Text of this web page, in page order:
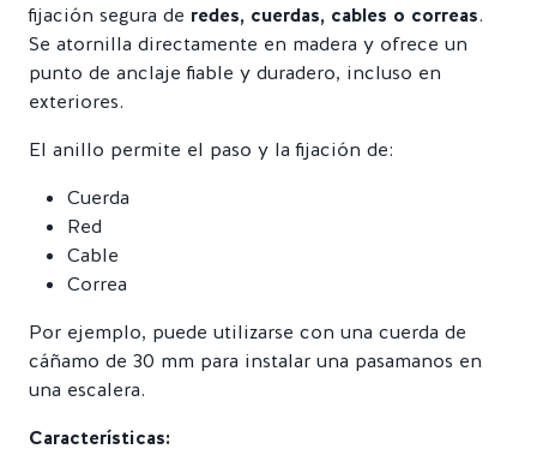
fijación segura de redes, cuerdas, cables o correas.
Se atornilla directamente en madera y ofrece un
punto de anclaje fiable y duradero, incluso en
exteriores.
El anillo permite el paso y la fijación de:
Cuerda
Red
Cable
Correa
Por ejemplo, puede utilizarse con una cuerda de
cáñamo de 30 mm para instalar una pasamanos en
una escalera.
Características: